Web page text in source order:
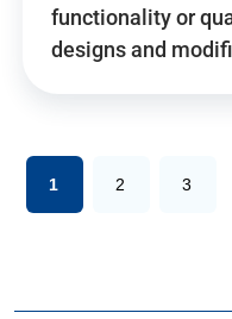
functionality or
designs and
1 2 3